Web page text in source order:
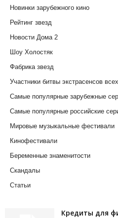
Новинки зарубежного кино
Рейтинг звезд
Новости Дома 2
Шоу Холостяк
Фабрика звезд
Участники битвы экстрасенсов
Самые популярные зарубежные
Самые популярные российские
Мировые музыкальные фестивали
Кинофестивали
Беременные знаменитости
Скандалы
Статьи
Кредиты для